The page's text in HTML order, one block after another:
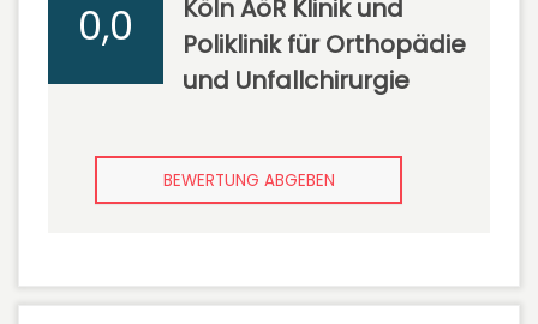
0,0
Köln AöR Klinik und
Poliklinik für Orthopädie
und Unfallchirurgie
BEWERTUNG ABGEBEN